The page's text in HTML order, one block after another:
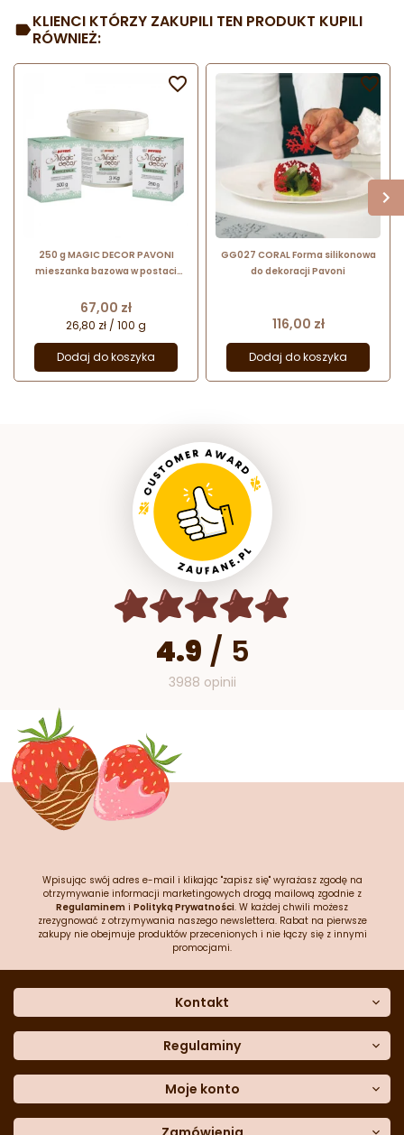
KLIENCI KTÓRZY ZAKUPILI TEN PRODUKT KUPILI
RÓWNIEŻ:
250 g MAGIC DECOR PAVONI
mieszanka bazowa w postaci
dekoracyjnej do koronek
Cena
67,00 zł
26,80 zł / 100 g
Dodaj do koszyka

GG027 CORAL Forma silikonowa
do dekoracji Pavoni
Cena
116,00 zł
Dodaj do koszyka

4.9 / 5
3988 opinii
Wpisując swój adres e-mail i klikając "zapisz się" wyrażasz zgodę na
otrzymywanie informacji marketingowych drogą mailową zgodnie z
Regulaminem i Polityką Prywatności. W każdej chwili możesz
zrezygnować z otrzymywania naszego newslettera. Rabat na pierwsze
zakupy nie obejmuje produktów przecenionych i nie łączy się z innymi
promocjami.
Kontakt
Dane kontaktowe
Często zadawane pytania
Sklep stacjonarny
Formularz kontaktowy
Blog
Regulaminy
Polityka prywatności
Polityka cookies
Polityka reklamacji
Moje konto
Moje dane